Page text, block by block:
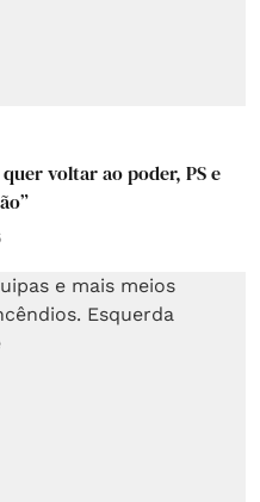
voltar ao poder, PS e